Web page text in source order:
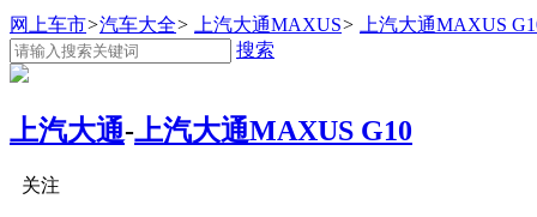
网上车市>汽车大全> 上汽大通MAXUS> 上汽大通MAXUS
搜索
上汽大通-上汽大通MAXUS G10
关注